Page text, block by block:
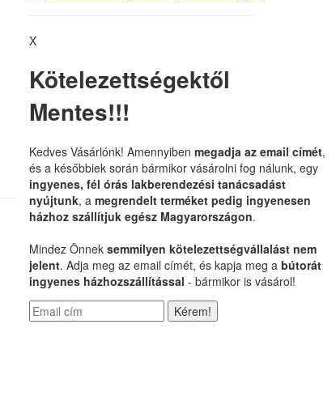
X
Kötelezettségektől
Mentes!!!
Kedves Vásárlónk! Amennyiben megadja az email címét,
és a későbbiek során bármikor vásárolni fog nálunk, egy
ingyenes, fél órás lakberendezési tanácsadást
nyújtunk, a megrendelt terméket pedig ingyenesen
házhoz szállítjuk egész Magyarországon.
Mindez Önnek semmilyen kötelezettségvállalást nem
jelent. Adja meg az email címét, és kapja meg a bútorát
ingyenes házhozszállítással - bármikor is vásárol!